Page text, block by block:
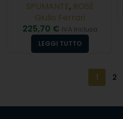
SPUMANTE, ROSÉ
Giulio Ferrari
225,70 € IVA Inclusa
LEGGI TUTTO
1 2